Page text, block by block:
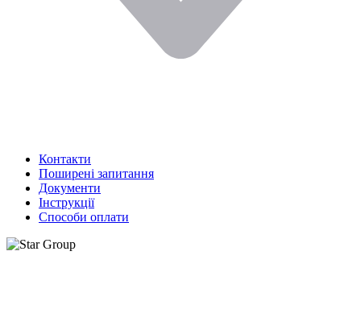
Контакти
Поширені запитання
Документи
Інструкції
Способи оплати